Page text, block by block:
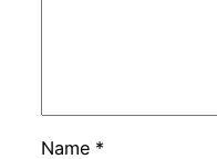
Name *